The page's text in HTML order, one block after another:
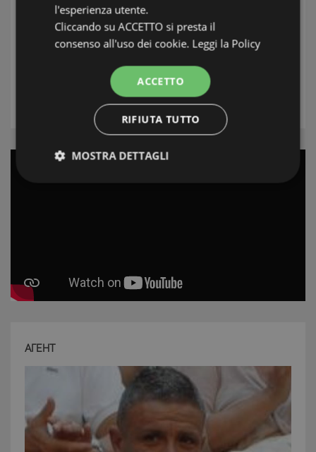
Местонахождение
ПОИСК
АГЕНТ
l'esperienza utente.
Cliccando su ACCETTO si presta il
consenso all'uso dei cookie. Leggi la Policy
ACCETTO
RIFIUTA TUTTO
MOSTRA DETTAGLI
Strettamente necessari e Statistiche
Provider/
www.latuacasainsardegna.com
Sessione